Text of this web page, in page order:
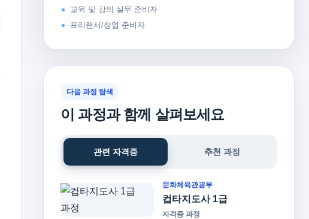
교육 및 강의 실무 준비자
프리랜서/창업 준비자
다음 과정 탐색
이 과정과 함께 살펴보세요
관련 자격증 추천 과정
문화체육관광부
컵타지도사 1급
자격증 과정